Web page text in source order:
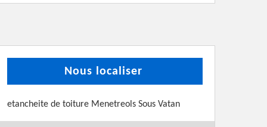
Nous localiser
etancheite de toiture Menetreols Sous Vatan